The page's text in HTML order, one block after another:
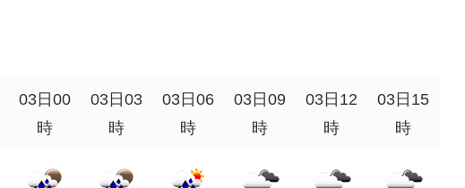
03日00
時
03日03
時
03日06
時
03日09
時
03日12
時
03日15
時